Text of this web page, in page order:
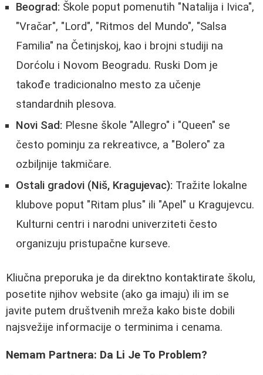
Beograd: Škole poput pomenutih "Natalija i Ivica",
"Vračar", "Lord", "Ritmos del Mundo", "Salsa
Familia" na Četinjskoj, kao i brojni studiji na
Dorćolu i Novom Beogradu. Ruski Dom je
takođe tradicionalno mesto za učenje
standardnih plesova.
Novi Sad: Plesne škole "Allegro" i "Queen" se
često pominju za rekreativce, a "Bolero" za
ozbiljnije takmičare.
Ostali gradovi (Niš, Kragujevac): Tražite lokalne
klubove poput "Ritam plus" ili "Apel" u Kragujevcu.
Kulturni centri i narodni univerziteti često
organizuju pristupačne kurseve.
Kliučna preporuka je da direktno kontaktirate školu,
posetite njihov website (ako ga imaju) ili im se
javite putem društvenih mreža kako biste dobili
najsvežije informacije o terminima i cenama.
Nemam Partnera: Da Li Je To Problem?